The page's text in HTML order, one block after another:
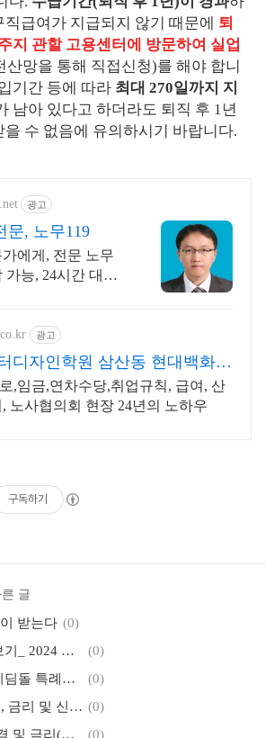
급여가 지급되지 않기 때문에 퇴
지 관할 고용센터에 방문하여 실업
산망을 통해 직접신청)를 해야 합니
기간 등에 따라 최대 270일까지 지
남아 있다고 하더라도 퇴직 후 1년
수 없음에 유의하시기 바랍니다.
광고
문, 노무119
에게, 전문 노무
가능, 24시간 대기
광고
디자인학원 삼산동 현대백화점
,임금,연차수당,취업규칙, 급여, 산
노사협의회 현장 24년의 노하우
구독하기
글
받는다 (0)
신혼부부 정책 알아보기_ 2024 결혼자금 3억 증여세 면제?
(0)
신혼부부 생애최초 디딤돌 특례보금자리론 조건, 금리, 한도
(0)
특례보금자리론 자격, 금리 및 신청하러가기 (0)
50년 만기 주담대 자격 및 금리(이자) - 부동산으로 돈 벌기 이제는 정말 시작해야 할 때일까
(0)